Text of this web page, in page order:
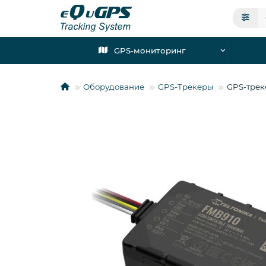
GPS-мониторинг
Оборудование GPS-Трекеры GPS-